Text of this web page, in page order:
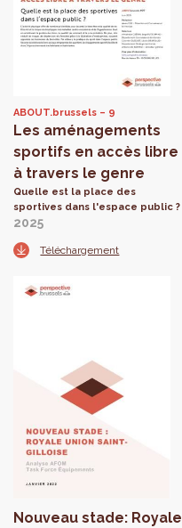
ABOUT.brussels 9
Les aménagements
sportifs en accès libre
à travers le genre
Quelle est la place des
sportives dans l'espace public ?
2025
Téléchargement
Nouveau stade: Royale